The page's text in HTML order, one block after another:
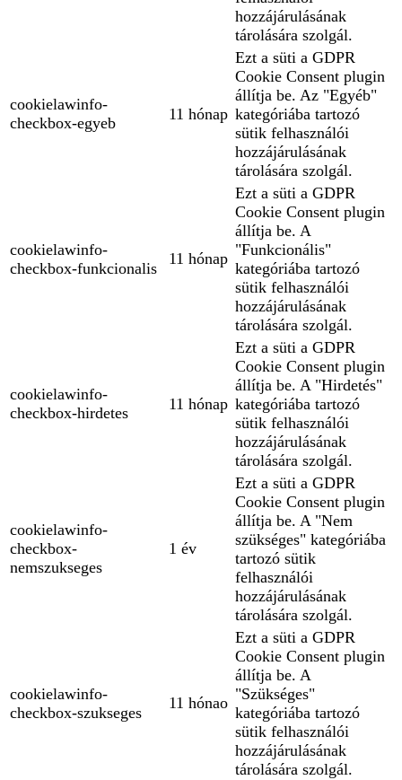
hozzájárulásának
tárolására szolgál.
cookielawinfo-
checkbox-egyeb
11 hónap
Ezt a süti a GDPR
Cookie Consent plugin
állítja be. Az "Egyéb"
kategóriába tartozó
sütik felhasználói
hozzájárulásának
tárolására szolgál.
cookielawinfo-
checkbox-funkcionalis
11 hónap
Ezt a süti a GDPR
Cookie Consent plugin
állítja be. A
"Funkcionális"
kategóriába tartozó
sütik felhasználói
hozzájárulásának
tárolására szolgál.
cookielawinfo-
checkbox-hirdetes
11 hónap
Ezt a süti a GDPR
Cookie Consent plugin
állítja be. A "Hirdetés"
kategóriába tartozó
sütik felhasználói
hozzájárulásának
tárolására szolgál.
cookielawinfo-
checkbox-
nemszukseges
1 év
Ezt a süti a GDPR
Cookie Consent plugin
állítja be. A "Nem
szükséges" kategóriába
tartozó sütik
felhasználói
hozzájárulásának
tárolására szolgál.
cookielawinfo-
checkbox-szukseges
11 hónao
Ezt a süti a GDPR
Cookie Consent plugin
állítja be. A
"Szükséges"
kategóriába tartozó
sütik felhasználói
hozzájárulásának
tárolására szolgál.